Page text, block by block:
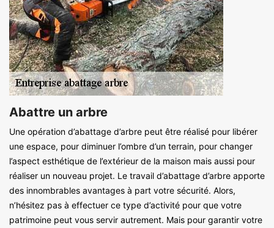
Abattre un arbre
Une opération d’abattage d’arbre peut être réalisé pour libérer
une espace, pour diminuer l’ombre d’un terrain, pour changer
l’aspect esthétique de l’extérieur de la maison mais aussi pour
réaliser un nouveau projet. Le travail d’abattage d’arbre apporte
des innombrables avantages à part votre sécurité. Alors,
n’hésitez pas à effectuer ce type d’activité pour que votre
patrimoine peut vous servir autrement. Mais pour garantir votre